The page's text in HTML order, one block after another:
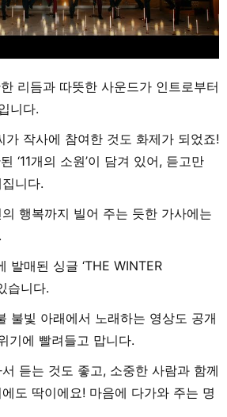
리듬과 따뜻한 사운드가 인트로부터
니다.
가 작사에 참여한 것도 화제가 되었죠!
‘11개의 소원’이 담겨 있어, 듣고만
니다.
행복까지 빌어 주는 듯한 가사에는
발매된 싱글 ‘THE WINTER
습니다.
불빛 아래에서 노래하는 영상도 공개
기에 빨려들고 맙니다.
듣는 것도 좋고, 소중한 사람과 함께
도 딱이에요! 마음에 다가와 주는 명